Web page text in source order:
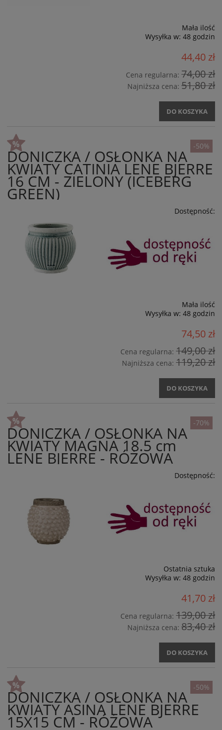
Mała ilość
Wysyłka w: 48 godzin
44,40 zł
Cena regularna: 74,00 zł
Najniższa cena: 51,80 zł
DO KOSZYKA
DONICZKA / OSŁONKA NA
KWIATY CATINIA LENE BJERRE
16 CM - ZIELONY (ICEBERG
GREEN)
Dostępność:
Mała ilość
Wysyłka w: 48 godzin
74,50 zł
Cena regularna: 149,00 zł
Najniższa cena: 119,20 zł
DO KOSZYKA
-50%
DONICZKA / OSŁONKA NA
KWIATY MAGNA 18.5 cm
LENE BJERRE - RÓŻOWA
Dostępność:
Ostatnia sztuka
Wysyłka w: 48 godzin
41,70 zł
Cena regularna: 139,00 zł
Najniższa cena: 83,40 zł
DO KOSZYKA
-70%
DONICZKA / OSŁONKA NA
KWIATY ASINA LENE BJERRE
15X15 CM - RÓŻOWA
-50%